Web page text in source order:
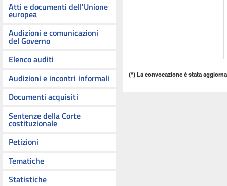
Atti e documenti dell'Unione
europea
Audizioni e comunicazioni
del Governo
Elenco auditi
Audizioni e incontri informali
Documenti acquisiti
Sentenze della Corte
costituzionale
Petizioni
Tematiche
Statistiche
(*) La convocazione è stata